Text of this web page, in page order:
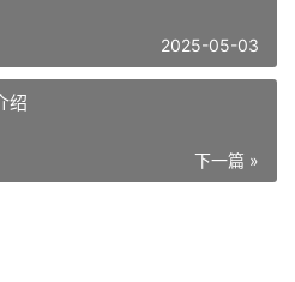
2025-05-03
绍
下一篇 »